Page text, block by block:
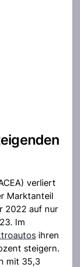
verliert
Marktanteil
2022 auf nur
Im
ihren
steigern.
mit 35,3